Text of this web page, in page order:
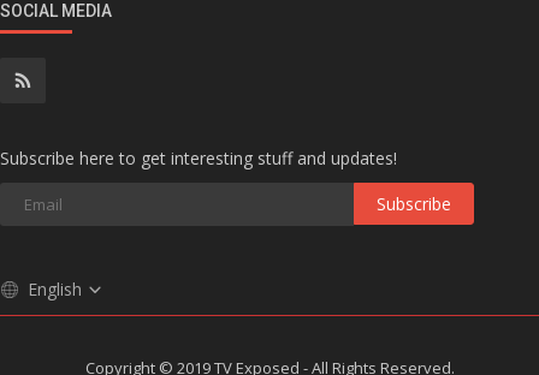
SOCIAL MEDIA
Subscribe here to get interesting stuff and updates!
Subscribe
English
Copyright © 2019 TV Exposed - All Rights Reserved.